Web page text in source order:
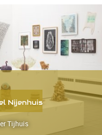
Nijenhuis
Tijhuis